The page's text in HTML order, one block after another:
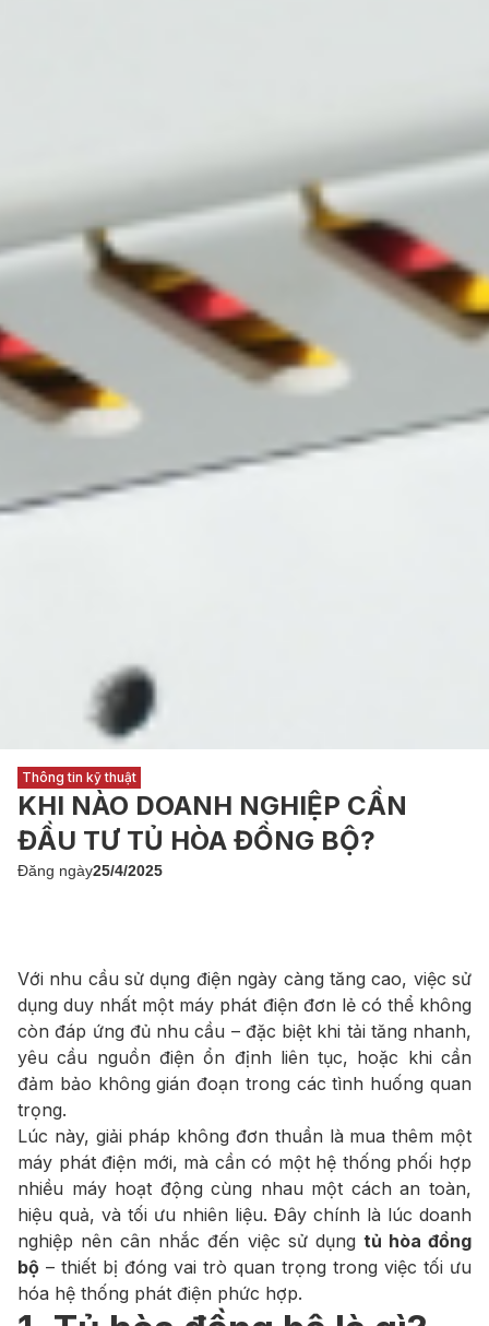
Thông tin kỹ thuật
KHI NÀO DOANH NGHIỆP CẦN
ĐẦU TƯ TỦ HÒA ĐỒNG BỘ?
Đăng ngày25/4/2025
Với nhu cầu sử dụng điện ngày càng tăng cao, việc sử
dụng duy nhất một máy phát điện đơn lẻ có thể không
còn đáp ứng đủ nhu cầu – đặc biệt khi tải tăng nhanh,
yêu cầu nguồn điện ổn định liên tục, hoặc khi cần
đảm bảo không gián đoạn trong các tình huống quan
trọng.
Lúc này, giải pháp không đơn thuần là mua thêm một
máy phát điện mới, mà cần có một hệ thống phối hợp
nhiều máy hoạt động cùng nhau một cách an toàn,
hiệu quả, và tối ưu nhiên liệu. Đây chính là lúc doanh
nghiệp nên cân nhắc đến việc sử dụng tủ hòa đồng
bộ – thiết bị đóng vai trò quan trọng trong việc tối ưu
hóa hệ thống phát điện phức hợp.